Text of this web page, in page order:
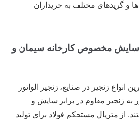
و گرید‌های مختلف به خریداران
سایش مخصوص کارخانه سیمان و
انواع زنجیر در صنایع، زنجیر الواتور
به زنجیر مقاوم در برابر سایش و
از متریال مستحکم فولاد برای تولید